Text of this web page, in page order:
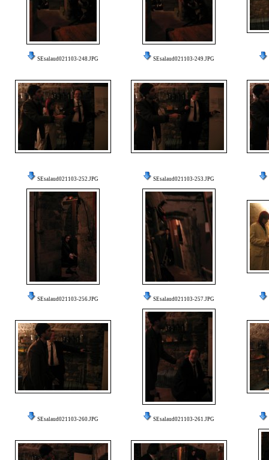
SEsalaud021103-248.JPG SEsalaud021103-249.JPG
SEsalaud021103-252.JPG SEsalaud021103-253.JPG
SEsalaud021103-256.JPG SEsalaud021103-257.JPG
SEsalaud021103-260.JPG SEsalaud021103-261.JPG